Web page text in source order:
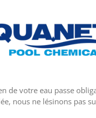
de votre eau passe
nous ne lésinons pas